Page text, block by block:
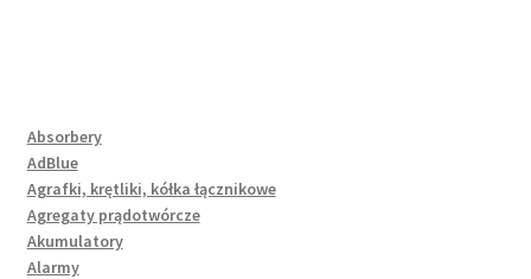
Absorbery
AdBlue
Agrafki, krętliki, kółka łącznikowe
Agregaty prądotwórcze
Akumulatory
Alarmy